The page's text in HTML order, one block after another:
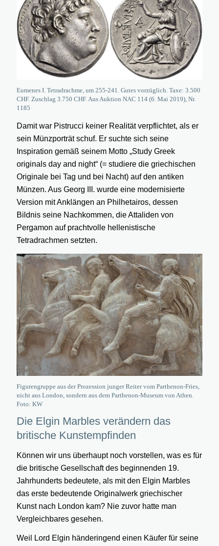
Eumenes I. Tetradrachme, um 255-241. Gutes vorzüglich. Taxe: 3.500
CHF. Zuschlag 3.750 CHF. Aus Auktion NAC 114 (6. Mai 2019), Nr.
1185
Damit war Pistrucci keiner Realität verpflichtet, als er
sein Münzporträt schuf. Er suchte sich seine
Inspiration gemäß seinem Motto „Study Greek
originals day and night“ (= studiere die griechischen
Originale bei Tag und bei Nacht) auf den antiken
Münzen. Aus Georg III. wurde eine modernisierte
Version mit Anklängen an Philhetairos, dessen
Bildnis seine Nachkommen, die Attaliden von
Pergamon auf prachtvolle hellenistische
Tetradrachmen setzten.
Figurengruppe aus der Prozession junger Reiter vom Parthenon-Fries,
nicht aus London, sondern aus dem Parthenon-Museum von Athen.
Foto: KW
Die Elgin Marbles verändern das
britische Kunstempfinden
Können wir uns überhaupt noch vorstellen, was es für
die britische Gesellschaft des beginnenden 19.
Jahrhunderts bedeutete, als mit den Elgin Marbles
das erste bedeutende Originalwerk griechischer
Kunst nach London kam? Nie zuvor hatte man
Vergleichbares gesehen.
Weil Lord Elgin händeringend einen Käufer für seine